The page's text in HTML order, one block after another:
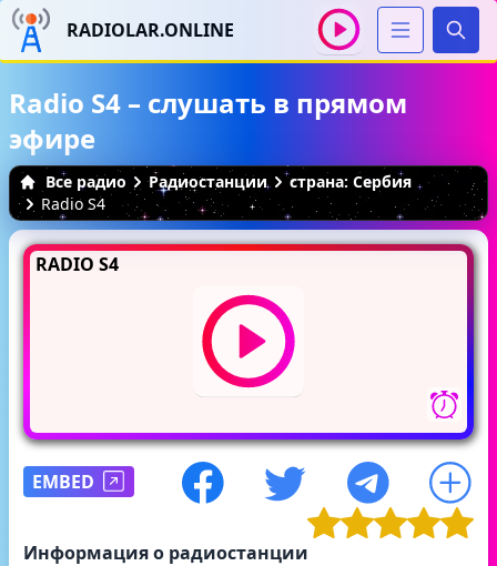
RADIOLAR.ONLINE
Radio S4 – слушать в прямом
эфире
Все радио Радиостанции
страна: Сербия
Radio S4
RADIO S4
EMBED
Информация о радиостанции